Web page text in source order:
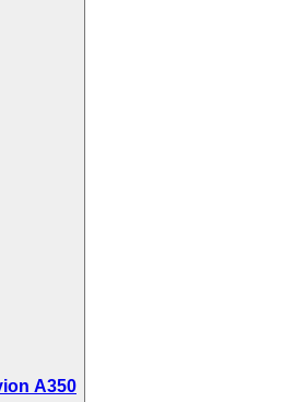
A350